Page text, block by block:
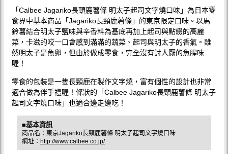
「Calbee Jagariko長頸鹿薯條 明太子起司文字燒口味」為日本零
食界中基本商品「Jagariko長頸鹿薯條」的東京限定口味。以馬
鈴薯結合明太子鹽味與辛香料為基底再加上起司與點綴的高麗
菜，卡滋的咬一口會感到滿滿的蔬菜、起司與明太子的香氣。雖
然明太子是魚卵，但由於做成零食，完全沒有討人厭的魚腥味
喔！
零食的包裝是一隻長頸鹿在製作文字燒，富有個性的設計也非常
適合做為伴手禮喔！條狀的「Calbee Jagariko長頸鹿薯條 明太子
起司文字燒口味」也適合邊走邊吃！
■基本資訊
商品名：東京Jagariko長頸鹿薯條 明太子起司文字燒口味
網址： http://www.calbee.co.jp/